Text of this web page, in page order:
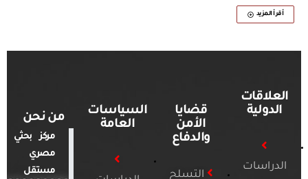
أقرأ المزيد
العلاقات
الدولية
الدراسات
قضايا
الأمن
والدفاع
التسلح
السياسات
العامة
من نحن
مركز بحثي
مصري
مستقل